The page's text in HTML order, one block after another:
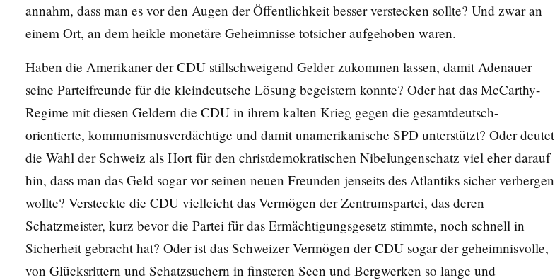
annahm, dass man es vor den Augen der Öffentlichkeit besser verstecken sollte? Und zwar an
einem Ort, an dem heikle monetäre Geheimnisse totsicher aufgehoben waren.
Haben die Amerikaner der CDU stillschweigend Gelder zukommen lassen, damit Adenauer
seine Parteifreunde für die kleindeutsche Lösung begeistern konnte? Oder hat das McCarthy-
Regime mit diesen Geldern die CDU in ihrem kalten Krieg gegen die gesamtdeutsch-
orientierte, kommunismusverdächtige und damit unamerikanische SPD unterstützt? Oder deutet
die Wahl der Schweiz als Hort für den christdemokratischen Nibelungenschatz viel eher darauf
hin, dass man das Geld sogar vor seinen neuen Freunden jenseits des Atlantiks sicher verbergen
wollte? Versteckte die CDU vielleicht das Vermögen der Zentrumspartei, das deren
Schatzmeister, kurz bevor die Partei für das Ermächtigungsgesetz stimmte, noch schnell in
Sicherheit gebracht hat? Oder ist das Schweizer Vermögen der CDU sogar der geheimnisvolle,
von Glücksrittern und Schatzsuchern in finsteren Seen und Bergwerken so lange und